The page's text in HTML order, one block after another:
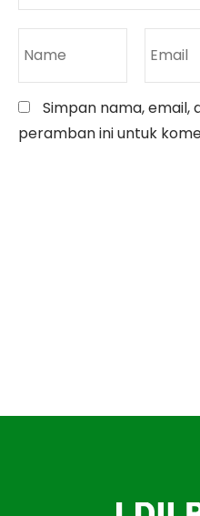
Simpan nama, email,
peramban ini untuk